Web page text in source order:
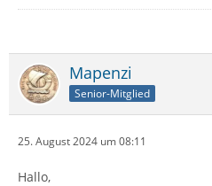
Mapenzi
Senior-Mitglied
25. August 2024 um 08:11
Hallo,